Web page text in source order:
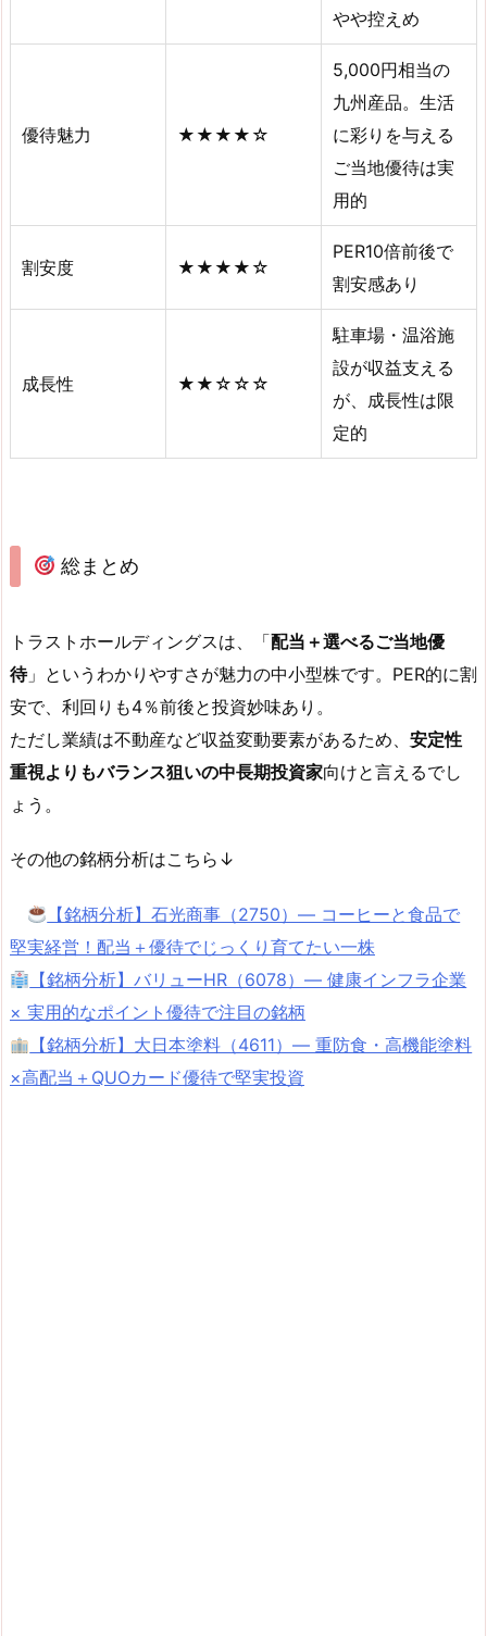
やや控えめ
優待魅力 ★★★★☆
5,000円相当の
九州産品。生活
に彩りを与える
ご当地優待は実
用的
割安度 ★★★★☆
PER10倍前後で
割安感あり
成長性 ★★☆☆☆
駐車場・温浴施
設が収益支える
が、成長性は限
定的
総まとめ
トラストホールディングスは、「配当＋選べるご当地優
待」というわかりやすさが魅力の中小型株です。PER的に割
安で、利回りも4％前後と投資妙味あり。
ただし業績は不動産など収益変動要素があるため、 安定性
重視よりもバランス狙いの中長期投資家向けと言えるでし
ょう。
その他の銘柄分析はこちら↓
【銘柄分析】石光商事（2750）― コーヒーと食品で
堅実経営！配当＋優待でじっくり育てたい一株
【銘柄分析】バリューHR（6078）— 健康インフラ企業
× 実用的なポイント優待で注目の銘柄
【銘柄分析】大日本塗料（4611）— 重防食・高機能塗料
×高配当＋QUOカード優待で堅実投資